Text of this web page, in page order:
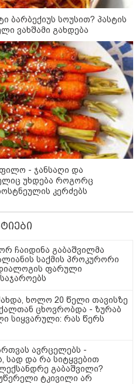
სიახლე
პოლარიზაციის კიდევ უფრო
საფრთხე და ...“
ვალაგებდი, ეს ამბავი
ვისთვის მეთქვა, ვის
ჩავექოლე“
მძიმეა ჩემთვის ის, რაც
გზა
ცუდად
ხოლმე“
ბარბექიუს სოუსით? პასტის
ვახშამი გახდება
- ჯანსაღი და
უხდება როგორც
კერძებს
ჩაიდინა გაბაშვილმა
საქმის პროკურორი
დიალოგის ფარული
ხოლო 20 წელი თავისზე
ცხოვრობდა - ზურაბ
სიყვარული: რას წერს
ავრცელებს -
და რა სიტყვებით
გაბაშვილი?
ტკივილი არ